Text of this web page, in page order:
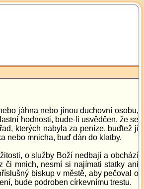
jáhna nebo jinou duchovní osobu,
hodnosti, bude-li usvědčen, že se
kterých nabyla za peníze, buďtež jí
nebo mnicha, buď dán do klatby.
o služby Boží nedbají a obchází
či mnich, nesmí si najímati statky ani
biskup v městě, aby pečoval o
bude podroben církevnímu trestu.